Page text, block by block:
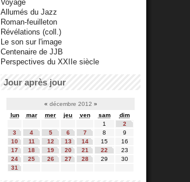
Voyage
Allumés du Jazz
Roman-feuilleton
Révélations (coll.)
Le son sur l'image
Centenaire de JJB
Perspectives du XXIIe siècle
Jour après jour
« décembre 2012 »
lun
mar mer jeu ven sam
dim
1
2
3
4 5 6 7 8
9
10
11 12 13 14 15
16
17
18 19 20 21 22
23
24
25 26 27 28 29
30
31